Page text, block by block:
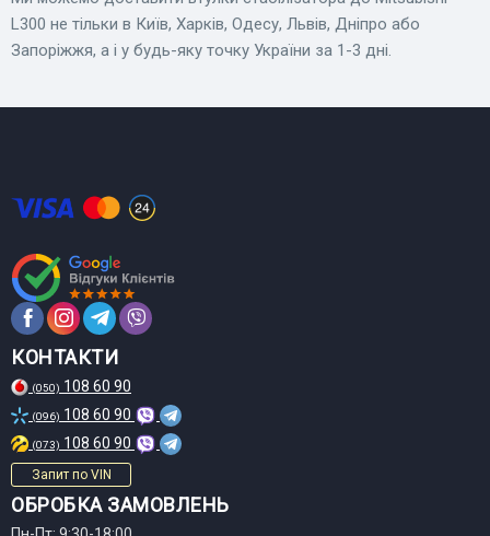
L300 не тільки в Київ, Харків, Одесу, Львів, Дніпро або
Запоріжжя, а і у будь-яку точку України за 1-3 дні.
КОНТАКТИ
(050) 108 60 90
(096) 108 60 90
(073) 108 60 90
Запит по VIN
ОБРОБКА ЗАМОВЛЕНЬ